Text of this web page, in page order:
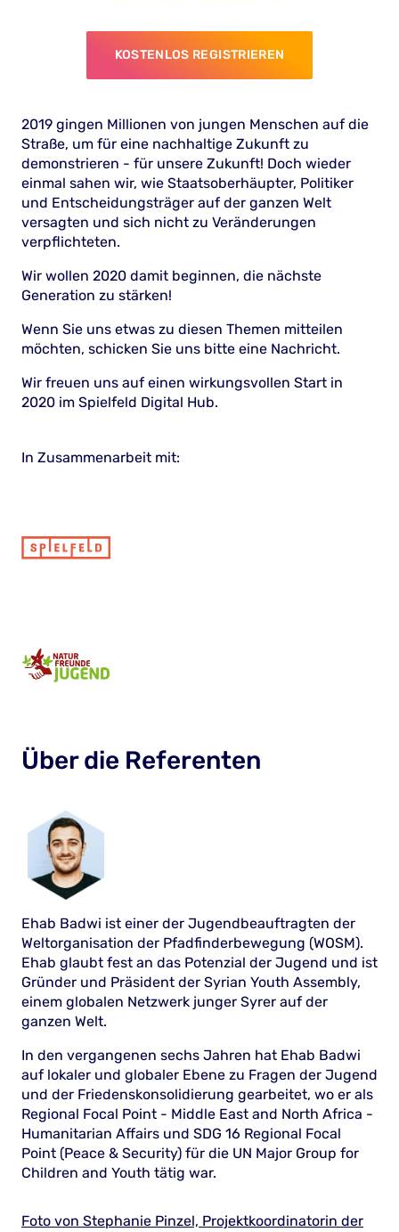
KOSTENLOS REGISTRIEREN
2019 gingen Millionen von jungen Menschen auf die
Straße, um für eine nachhaltige Zukunft zu
demonstrieren - für unsere Zukunft! Doch wieder
einmal sahen wir, wie Staatsoberhäupter, Politiker
und Entscheidungsträger auf der ganzen Welt
versagten und sich nicht zu Veränderungen
verpflichteten.
Wir wollen 2020 damit beginnen, die nächste
Generation zu stärken!
Wenn Sie uns etwas zu diesen Themen mitteilen
möchten, schicken Sie uns bitte eine Nachricht.
Wir freuen uns auf einen wirkungsvollen Start in
2020 im Spielfeld Digital Hub.
In Zusammenarbeit mit:
Über die Referenten
Ehab Badwi ist einer der Jugendbeauftragten der
Weltorganisation der Pfadfinderbewegung (WOSM).
Ehab glaubt fest an das Potenzial der Jugend und ist
Gründer und Präsident der Syrian Youth Assembly,
einem globalen Netzwerk junger Syrer auf der
ganzen Welt.
In den vergangenen sechs Jahren hat Ehab Badwi
auf lokaler und globaler Ebene zu Fragen der Jugend
und der Friedenskonsolidierung gearbeitet, wo er als
Regional Focal Point - Middle East and North Africa -
Humanitarian Affairs und SDG 16 Regional Focal
Point (Peace & Security) für die UN Major Group for
Children and Youth tätig war.
Foto von Stephanie Pinzel, Projektkoordinatorin der